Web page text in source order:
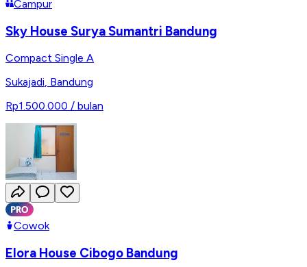
Campur
Sky House Surya Sumantri Bandung
Compact Single A
Sukajadi, Bandung
Rp1.500.000 / bulan
Cowok
Elora House Cibogo Bandung